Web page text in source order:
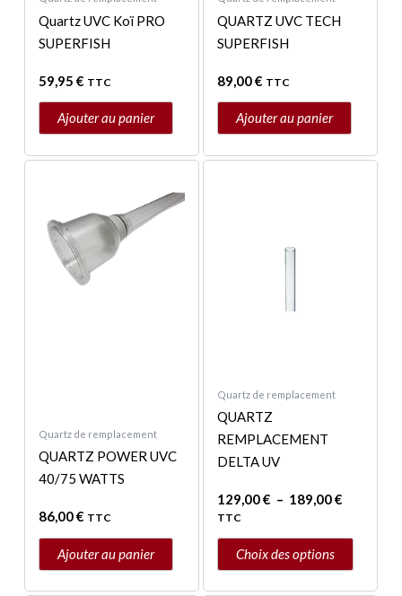
Quartz UVC Koï PRO
SUPERFISH
59,95€ TTC
Ajouter au panier
QUARTZ UVC TECH
SUPERFISH
89,00€ TTC
Ajouter au panier
Quartz de remplacement
QUARTZ POWER UVC
40/75 WATTS
86,00€ TTC
Ajouter au panier
Quartz de remplacement
QUARTZ
REMPLACEMENT
DELTA UV
129,00€ – 189,00€
Plage
TTC
Choix des options
sur
la
page
du